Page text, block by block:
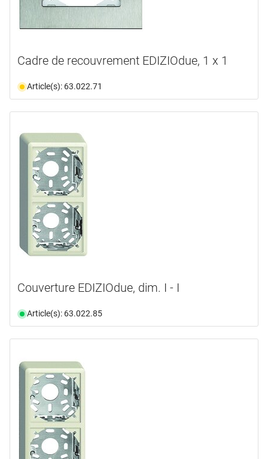
Cadre de recouvrement EDIZIOdue, 1 x 1
Article(s): 63.022.71
Couverture EDIZIOdue, dim. I - I
Article(s): 63.022.85